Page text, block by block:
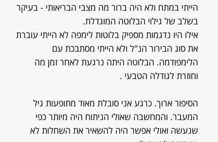
הייתי במתח ולא היה ברור מה מצבי הבריאותי - בעיקר
בשלב של גילוי הבלוטה המוגדלת.
אילו היו נדגמות מספיק בלוטות לימפה לא הייתי עוברת
את סוג הבירור הנ"ל ולא הייתי מסתבכת עם
הלימפודמה. הבלוטה היתה נרגעת לאחר זמן מה
וחוזרת לגודלה הטבעי .
הסיפור ארוך. כרגע אני סובלת מאוד מתופעות גיל
המעבר. והמחשבה שאולי הניתוח היה מיותר כפי
שנעשה ואולי אפשר היה להשאיר את השחלות לא